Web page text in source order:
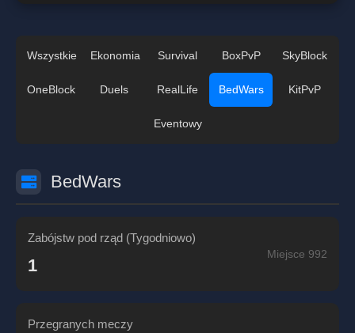
Wszystkie Ekonomia Survival BoxPvP SkyBlock
OneBlock Duels RealLife BedWars KitPvP
Eventowy
BedWars
Zabójstw pod rząd (Tygodniowo)
1
Miejsce 992
Przegranych meczy